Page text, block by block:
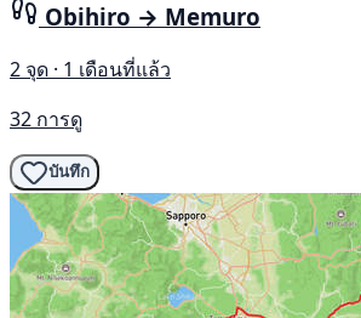
Obihiro → Memuro
2 จุด · 1 เดือนที่แล้ว
32 การดู
บันทึก